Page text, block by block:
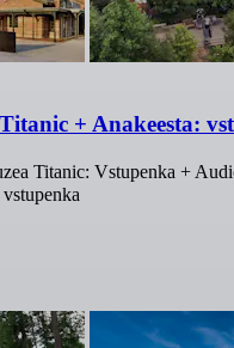
+ Anakeesta:
Titanic: Vstupenka +